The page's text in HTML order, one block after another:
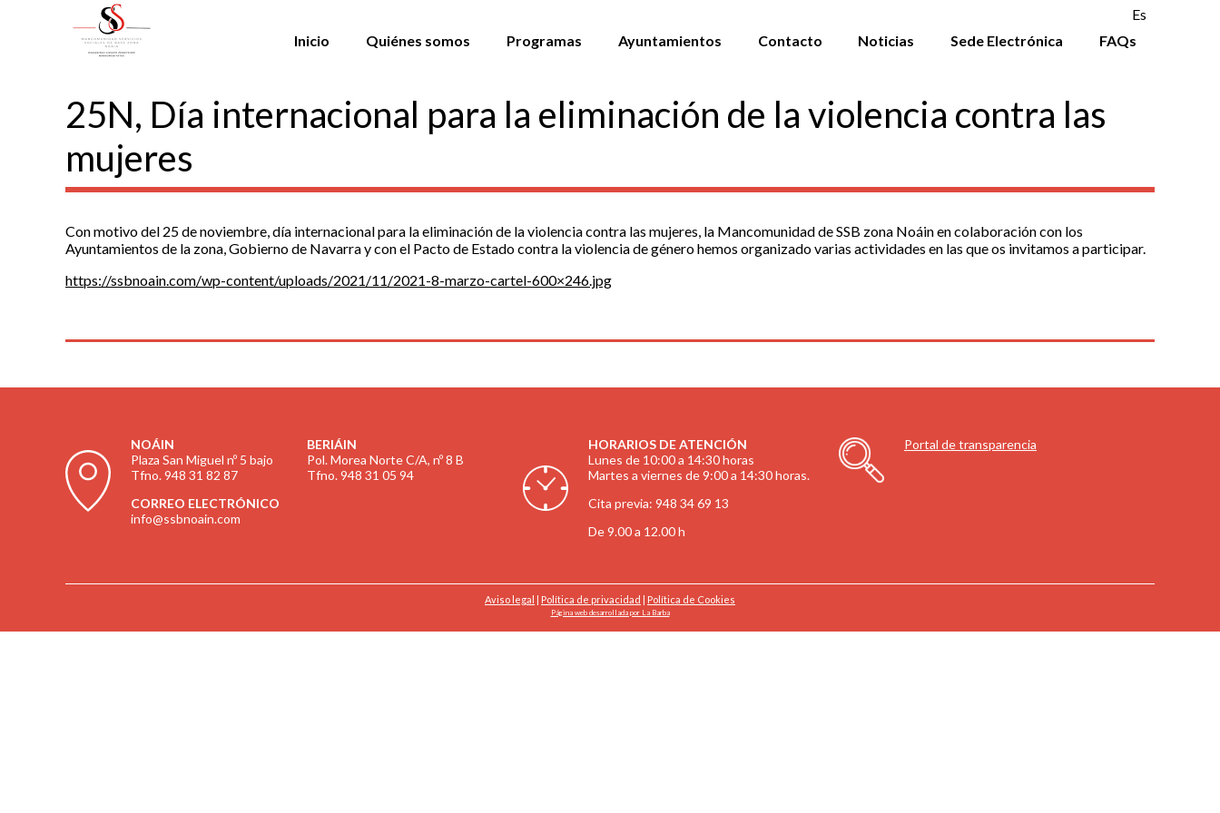
Es
Inicio
Quiénes somos Programas Ayuntamientos Contacto Noticias Sede Electrónica FAQs
25N, Día internacional para la eliminación de la violencia contra las
mujeres
Con motivo del 25 de noviembre, día internacional para la eliminación de la violencia contra las mujeres, la Mancomunidad de SSB zona Noáin en colaboración con los
Ayuntamientos de la zona, Gobierno de Navarra y con el Pacto de Estado contra la violencia de género hemos organizado varias actividades en las que os invitamos a participar.
https://ssbnoain.com/wp-content/uploads/2021/11/2021-8-marzo-cartel-600×246.jpg
NOÁIN
Plaza San Miguel nº 5 bajo
Tfno. 948 31 82 87
CORREO ELECTRÓNICO
info@ssbnoain.com
BERIÁIN
Pol. Morea Norte C/A, nº 8 B
Tfno. 948 31 05 94
HORARIOS DE ATENCIÓN
Lunes de 10:00 a 14:30 horas
Martes a viernes de 9:00 a 14:30 horas.
Cita previa: 948 34 69 13
De 9.00 a 12.00 h
Portal de transparencia
Aviso legal Política de privacidad Política de Cookies
Página web desarrollada por La Barba